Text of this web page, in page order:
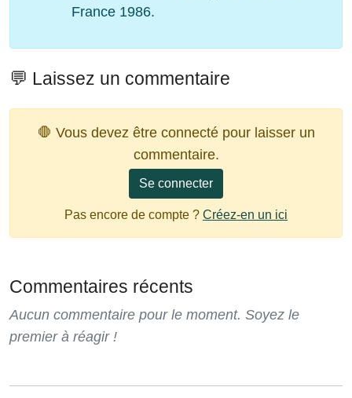
France 1986.
💬 Laissez un commentaire
🛑 Vous devez être connecté pour laisser un
commentaire.
Se connecter
Pas encore de compte ? Créez-en un ici
Commentaires récents
Aucun commentaire pour le moment. Soyez le
premier à réagir !